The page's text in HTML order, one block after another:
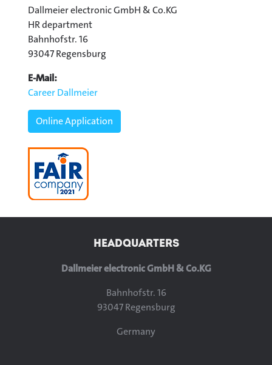
Dallmeier electronic GmbH & Co.KG
HR department
Bahnhofstr. 16
93047 Regensburg
E-Mail:
Career Dallmeier
Online Application
HEADQUARTERS
Dallmeier electronic GmbH & Co.KG
Bahnhofstr. 16
93047 Regensburg
Germany